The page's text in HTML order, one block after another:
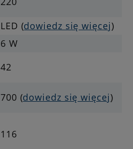
LED (dowiedz się więcej)
6 W
42
700 (dowiedz się więcej)
116